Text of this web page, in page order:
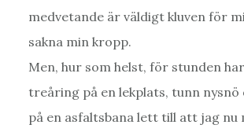
medvetande är väldigt kluven för
sakna min kropp.
Men, hur som helst, för stunden
treåring på en lekplats, tunn nysnö
på en asfaltsbana lett till att jag nu